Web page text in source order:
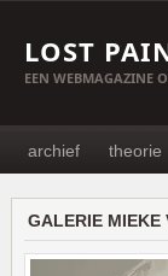
LOST
EEN WEBMAGAZINE
archief theorie
GALERIE MIEKE